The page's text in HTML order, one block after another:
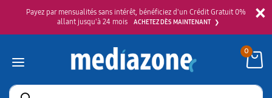
×
Payez par mensualités sans intérêt, bénéficiez d'un Crédit Gratuit 0%
allant jusqu'à 24 mois
ACHETEZ DÈS MAINTENANT
Rechercher
0